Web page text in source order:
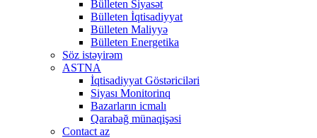
Bülleten Siyasət
Bülleten İqtisadiyyat
Bülleten Maliyyə
Bülleten Energetika
Söz istəyirəm
ASTNA
İqtisadiyyat Göstəriciləri
Siyası Monitorinq
Bazarların icmalı
Qarabağ münaqişəsi
Contact az